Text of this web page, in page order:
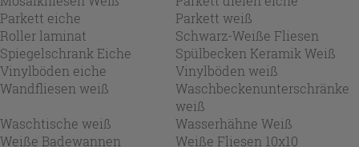
Parkett eiche
Parkett weiß
Roller laminat
Schwarz-Weiße Fliesen
Spiegelschrank Eiche
Spülbecken Keramik Weiß
Vinylböden eiche
Vinylböden weiß
Wandfliesen weiß
Waschbeckenunterschränke
weiß
Waschtische weiß
Wasserhähne Weiß
Weiße Badewannen
Weiße Fliesen 10x10